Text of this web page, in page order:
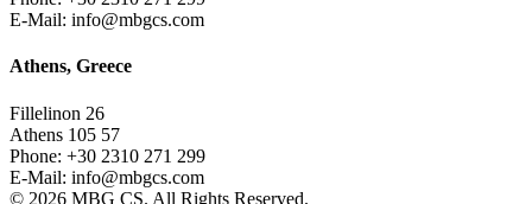
E-Mail: info@mbgcs.com
Athens, Greece
Fillelinon 26
Athens 105 57
Phone: +30 2310 271 299
E-Mail: info@mbgcs.com
© 2026 MBG CS. All Rights Reserved.